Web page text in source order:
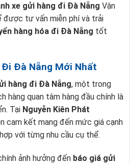
xe gửi hàng đi Đà Nẵng Vận
được tư vấn miễn phí và trải
hàng hóa đi Đà Nẵng tốt
Đi Đà Nẵng Mới Nhất
hàng đi Đà Nẵng, một trong
hàng quan tâm hàng đầu chính là
Tại Nguyễn Kiên Phát
cam kết mang đến mức giá cạnh
với từng nhu cầu cụ thể.
ảnh hưởng đến báo giá gửi